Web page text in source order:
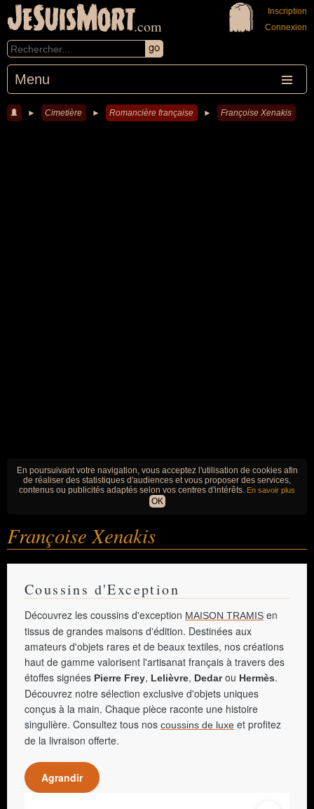
JeSuisMort.com
Menu
Inscription
Connexion
► Cimetière ► Romancière française ► Françoise Xenakis
En poursuivant votre navigation, vous acceptez l'utilisation de cookies afin
de réaliser des statistiques d'audiences et vous proposer des services,
contenus ou publicités adaptés selon vos centres d'intérêts. En savoir plus
OK
Françoise Xenakis
Coussins d'Exception
Découvrez les coussins d'exception MAISON TRAMIS en
tissus de grandes maisons d'édition. Destinées aux
amateurs d'objets rares et de beaux textiles, nos créations
haut de gamme valorisent l'artisanat français à travers des
étoffes signées Pierre Frey, Lelièvre, Dedarou Hermès.
Découvrez notre sélection exclusive d'objets uniques
conçus à la main. Chaque pièce raconte une histoire
singulière. Consultez tous nos coussins de luxe et profitez
de la livraison offerte.
Agrandir